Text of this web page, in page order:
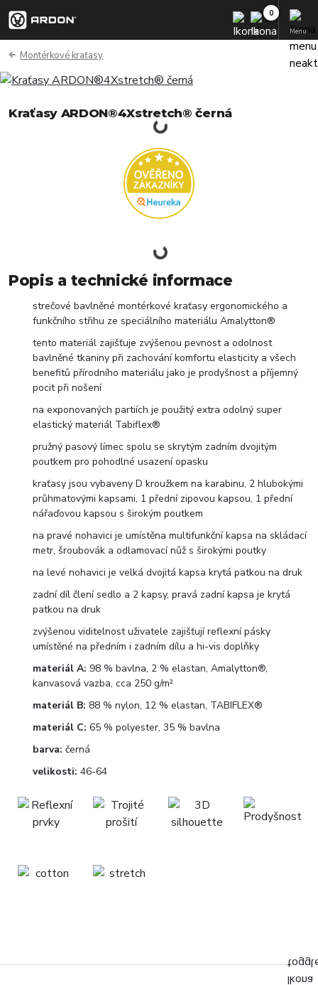
Menu
Montérkové kraťasy
Kraťasy ARDON®4Xstretch® černá
Popis a technické informace
strečové bavlněné montérkové kraťasy ergonomického a
funkčního střihu ze speciálního materiálu Amalytton®
tento materiál zajišťuje zvýšenou pevnost a odolnost
bavlněné tkaniny při zachování komfortu elasticity a všech
benefitů přírodního materiálu jako je prodyšnost a příjemný
pocit při nošení
na exponovaných partiích je použitý extra odolný super
elastický materiál Tabiflex®
pružný pasový límec spolu se skrytým zadním dvojitým
poutkem pro pohodlné usazení opasku
kraťasy jsou vybaveny D kroužkem na karabinu, 2 hlubokými
průhmatovými kapsami, 1 přední zipovou kapsou, 1 přední
nářaďovou kapsou s širokým poutkem
na pravé nohavici je umístěna multifunkční kapsa na skládací
metr, šroubovák a odlamovací nůž s širokými poutky
na levé nohavici je velká dvojitá kapsa krytá patkou na druk
zadní díl člení sedlo a 2 kapsy, pravá zadní kapsa je krytá
patkou na druk
zvýšenou viditelnost uživatele zajišťují reflexní pásky
umístěné na předním i zadním dílu a hi-vis doplňky
materiál A: 98 % bavlna, 2 % elastan, Amalytton®,
kanvasová vazba, cca 250 g/m²
materiál B: 88 % nylon, 12 % elastan, TABIFLEX®
materiál C: 65 % polyester, 35 % bavlna
barva: černá
velikosti: 46-64